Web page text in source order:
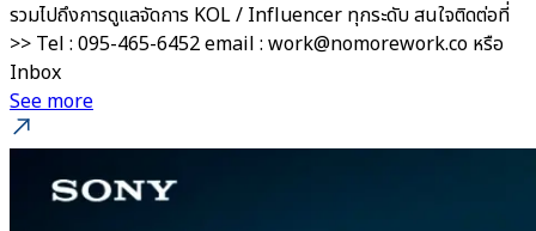
รวมไปถึงการดูแลจัดการ KOL / Influencer ทุกระดับ สนใจติดต่อที่
>> Tel : 095-465-6452 email : work@nomorework.co หรือ
Inbox
See more